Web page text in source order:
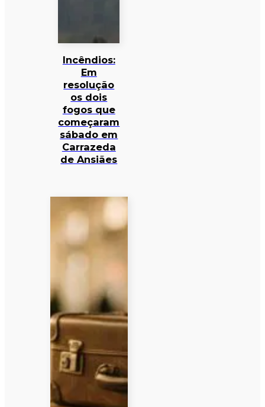
Incêndios:
Em
resolução
os dois
fogos que
começaram
sábado em
Carrazeda
de Ansiães